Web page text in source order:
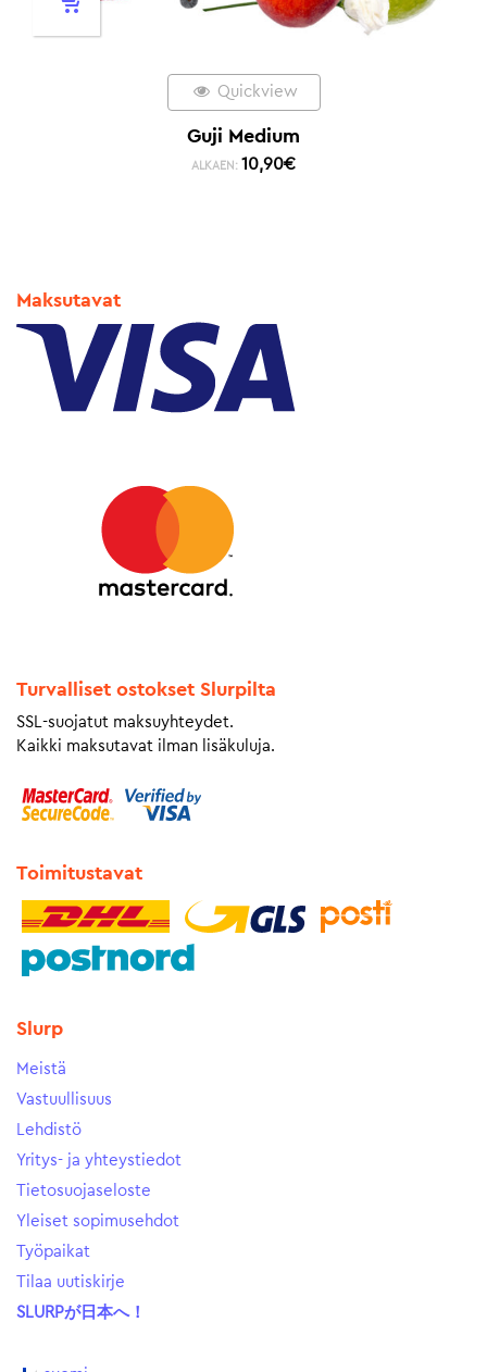
Quickview
Guji Medium
ALKAEN: 10,90€
Maksutavat
Turvalliset ostokset Slurpilta
SSL-suojatut maksuyhteydet.
Kaikki maksutavat ilman lisäkuluja.
Toimitustavat
Slurp
Meistä
Vastuullisuus
Lehdistö
Yritys- ja yhteystiedot
Tietosuojaseloste
Yleiset sopimusehdot
Työpaikat
Tilaa uutiskirje
SLURPが日本へ！